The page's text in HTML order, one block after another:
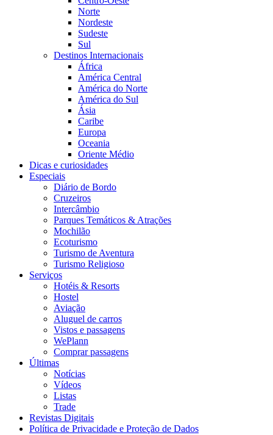
Norte
Nordeste
Sudeste
Sul
Destinos Internacionais
África
América Central
América do Norte
América do Sul
Ásia
Caribe
Europa
Oceania
Oriente Médio
Dicas e curiosidades
Especiais
Diário de Bordo
Cruzeiros
Intercâmbio
Parques Temáticos & Atrações
Mochilão
Ecoturismo
Turismo de Aventura
Turismo Religioso
Serviços
Hotéis & Resorts
Hostel
Aviação
Aluguel de carros
Vistos e passagens
WePlann
Comprar passagens
Últimas
Notícias
Vídeos
Listas
Trade
Revistas Digitais
Política de Privacidade e Proteção de Dados